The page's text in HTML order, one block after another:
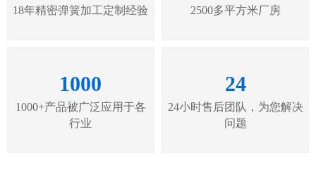
18年精密弹簧加工定制经验 2500多平方米厂房
1000
1000+产品被广泛应用于各
行业
24
24小时售后团队，为您解决
问题